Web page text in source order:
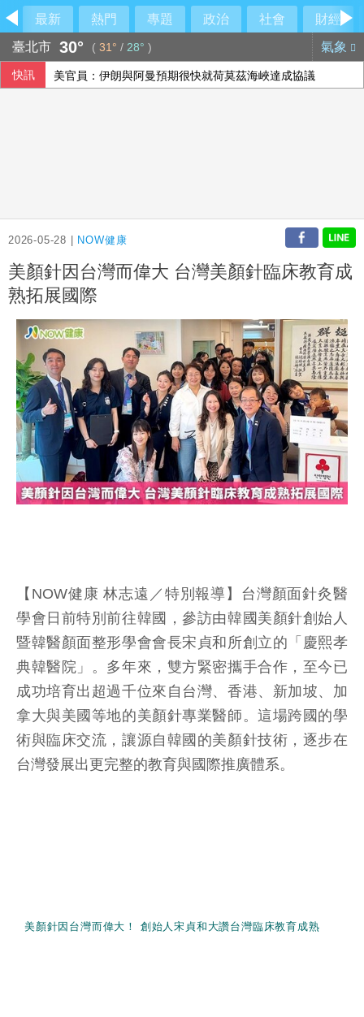
最新 熱門 專題 政治 社會
財經
臺北市 30° ( 31° / 28° ) 氣象
快訊 美官員：伊朗與阿曼預期很快就荷莫茲海峽達成協議
2026-05-28 | NOW健康
美顏針因台灣而偉大 台灣美顏針臨床教育成
熟拓展國際
【NOW健康 林志遠／特別報導】台灣顏面針灸醫
學會日前特別前往韓國，參訪由韓國美顏針創始人
暨韓醫顏面整形學會會長宋貞和所創立的「慶熙孝
典韓醫院」。多年來，雙方緊密攜手合作，至今已
成功培育出超過千位來自台灣、香港、新加坡、加
拿大與美國等地的美顏針專業醫師。這場跨國的學
術與臨床交流，讓源自韓國的美顏針技術，逐步在
台灣發展出更完整的教育與國際推廣體系。
美顏針因台灣而偉大！ 創始人宋貞和大讚台灣臨床教育成熟